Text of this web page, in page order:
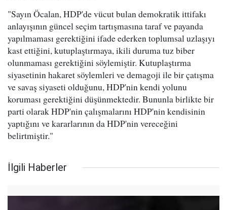
"Sayın Öcalan, HDP'de vücut bulan demokratik ittifakı
anlayışının güncel seçim tartışmasına taraf ve payanda
yapılmaması gerektiğini ifade ederken toplumsal uzlaşıyı
kast ettiğini, kutuplaştırmaya, ikili duruma tuz biber
olunmaması gerektiğini söylemiştir. Kutuplaştırma
siyasetinin hakaret söylemleri ve demagoji ile bir çatışma
ve savaş siyaseti olduğunu, HDP'nin kendi yolunu
koruması gerektiğini düşünmektedir. Bununla birlikte bir
parti olarak HDP'nin çalışmalarını HDP'nin kendisinin
yaptığını ve kararlarının da HDP'nin vereceğini
belirtmiştir."
İlgili Haberler